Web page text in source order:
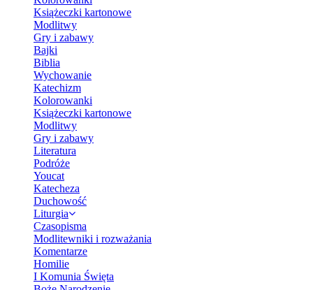
Książeczki kartonowe
Modlitwy
Gry i zabawy
Bajki
Biblia
Wychowanie
Katechizm
Kolorowanki
Książeczki kartonowe
Modlitwy
Gry i zabawy
Literatura
Podróże
Youcat
Katecheza
Duchowość
Liturgia
Czasopisma
Modlitewniki i rozważania
Komentarze
Homilie
I Komunia Święta